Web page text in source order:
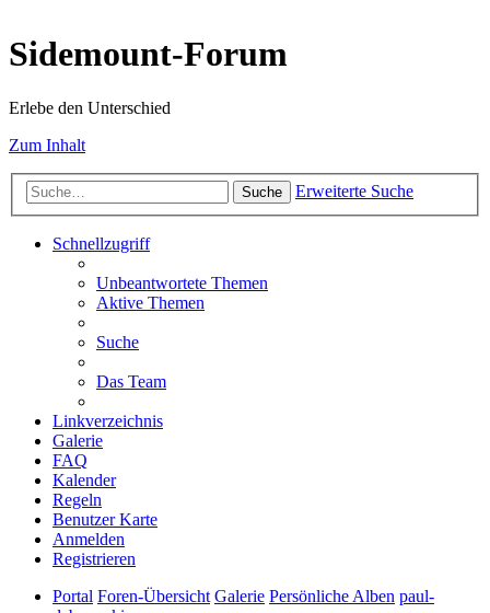
Sidemount-Forum
Erlebe den Unterschied
Zum Inhalt
Suche Erweiterte Suche
Schnellzugriff
Unbeantwortete Themen
Aktive Themen
Suche
Das Team
Linkverzeichnis
Galerie
FAQ
Kalender
Regeln
Benutzer Karte
Anmelden
Registrieren
Portal Foren-Übersicht Galerie Persönliche Alben paul-